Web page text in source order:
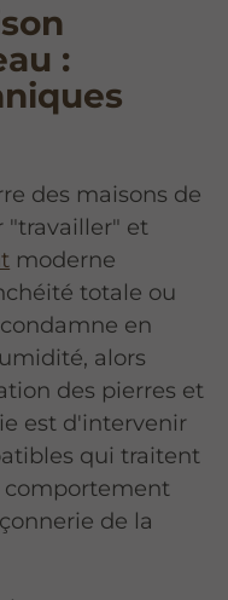
:
des maisons de
"travailler" et
moderne
totale ou
en
alors
des pierres et
est d'intervenir
qui traitent
comportement
de la